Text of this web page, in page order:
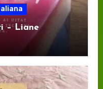
– Liane